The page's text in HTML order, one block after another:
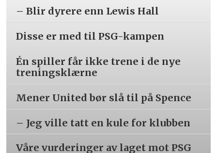
– Blir dyrere enn Lewis Hall
Disse er med til PSG-kampen
Én spiller får ikke trene i de nye
treningsklærne
Mener United bør slå til på Spence
– Jeg ville tatt en kule for klubben
Våre vurderinger av laget mot PSG